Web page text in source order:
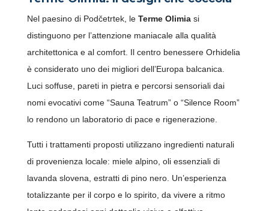
Nel paesino di Podčetrtek, le Terme Olimiasi
distinguono per l’attenzione maniacale alla qualità
architettonica e al comfort. Il centro benessere Orhidelia
è considerato uno dei migliori dell’Europa balcanica.
Luci soffuse, pareti in pietra e percorsi sensoriali dai
nomi evocativi come “Sauna Teatrum” o “Silence Room”
lo rendono un laboratorio di pace e rigenerazione.
Tutti i trattamenti proposti utilizzano ingredienti naturali
di provenienza locale: miele alpino, oli essenziali di
lavanda slovena, estratti di pino nero. Un’esperienza
totalizzante per il corpo e lo spirito, da vivere a ritmo